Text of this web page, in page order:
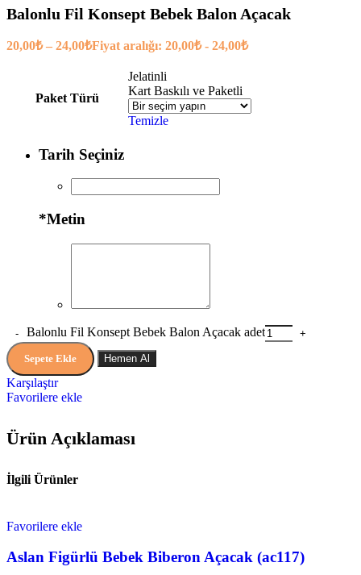
Balonlu Fil Konsept Bebek Balon Açacak
20,00₺ – 24,00₺Fiyat aralığı: 20,00₺ - 24,00₺
Paket Türü
Jelatinli
Kart Baskılı ve Paketli
Temizle
Tarih Seçiniz
*Metin
Balonlu Fil Konsept Bebek Balon Açacak adet
Sepete Ekle Hemen Al
Karşılaştır
Favorilere ekle
Ürün Açıklaması
İlgili Ürünler
Favorilere ekle
Aslan Figürlü Bebek Biberon Açacak (ac117)